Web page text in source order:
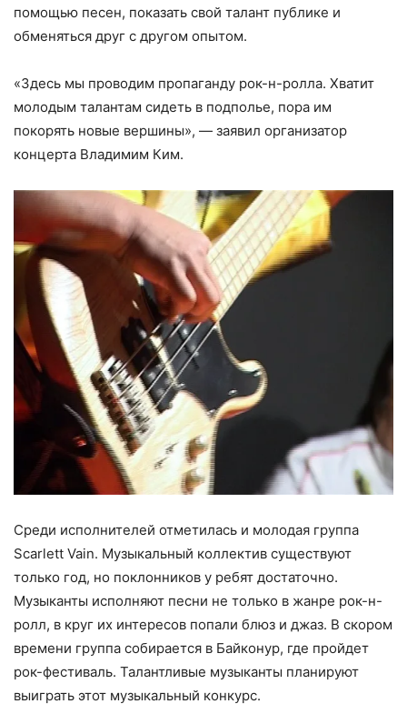
помощью песен, показать свой талант публике и
обменяться друг с другом опытом.
«Здесь мы проводим пропаганду рок-н-ролла. Хватит
молодым талантам сидеть в подполье, пора им
покорять новые вершины», — заявил организатор
концерта Владимим Ким.
Среди исполнителей отметилась и молодая группа
Scarlett Vain. Музыкальный коллектив существуют
только год, но поклонников у ребят достаточно.
Музыканты исполняют песни не только в жанре рок-н-
ролл, в круг их интересов попали блюз и джаз. В скором
времени группа собирается в Байконур, где пройдет
рок-фестиваль. Талантливые музыканты планируют
выиграть этот музыкальный конкурс.